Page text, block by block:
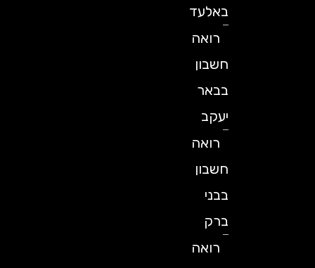
באלעד
רואה
חשבון
בבאר
יעקב
רואה
חשבון
רואה